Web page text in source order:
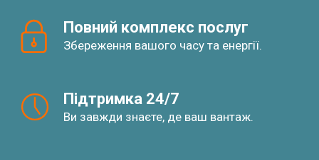
Повний комплекс послуг
Збереження вашого часу та енергії.
Підтримка 24/7
Ви завжди знаєте, де ваш вантаж.